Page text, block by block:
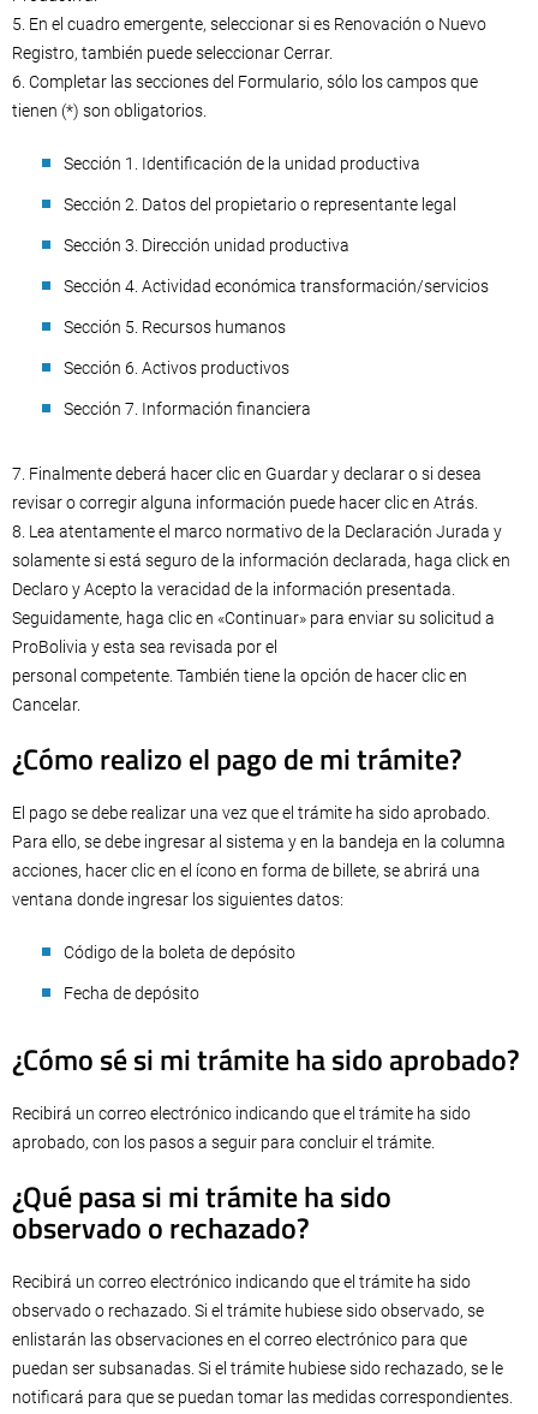
5. En el cuadro emergente, seleccionar si es Renovación o Nuevo
Registro, también puede seleccionar Cerrar.
6. Completar las secciones del Formulario, sólo los campos que
tienen (*) son obligatorios.
Sección 1. Identificación de la unidad productiva
Sección 2. Datos del propietario o representante legal
Sección 3. Dirección unidad productiva
Sección 4. Actividad económica transformación/servicios
Sección 5. Recursos humanos
Sección 6. Activos productivos
Sección 7. Información financiera
7. Finalmente deberá hacer clic en Guardar y declarar o si desea
revisar o corregir alguna información puede hacer clic en Atrás.
8. Lea atentamente el marco normativo de la Declaración Jurada y
solamente si está seguro de la información declarada, haga click en
Declaro y Acepto la veracidad de la información presentada.
Seguidamente, haga clic en «Continuar» para enviar su solicitud a
ProBolivia y esta sea revisada por el
personal competente. También tiene la opción de hacer clic en
Cancelar.
¿Cómo realizo el pago de mi trámite?
El pago se debe realizar una vez que el trámite ha sido aprobado.
Para ello, se debe ingresar al sistema y en la bandeja en la columna
acciones, hacer clic en el ícono en forma de billete, se abrirá una
ventana donde ingresar los siguientes datos:
Código de la boleta de depósito
Fecha de depósito
¿Cómo sé si mi trámite ha sido aprobado?
Recibirá un correo electrónico indicando que el trámite ha sido
aprobado, con los pasos a seguir para concluir el trámite.
¿Qué pasa si mi trámite ha sido
observado o rechazado?
Recibirá un correo electrónico indicando que el trámite ha sido
observado o rechazado. Si el trámite hubiese sido observado, se
enlistarán las observaciones en el correo electrónico para que
puedan ser subsanadas. Si el trámite hubiese sido rechazado, se le
notificará para que se puedan tomar las medidas correspondientes.